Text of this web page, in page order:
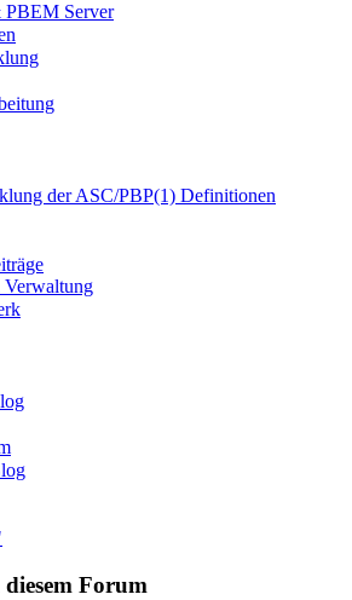
Server
der ASC/PBP(1) Definitionen
Verwaltung
Forum